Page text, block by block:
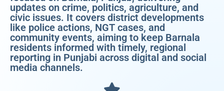
updates on crime, politics, agriculture, and
civic issues. It covers district developments
like police actions, NGT cases, and
community events, aiming to keep Barnala
residents informed with timely, regional
reporting in Punjabi across digital and social
media channels.